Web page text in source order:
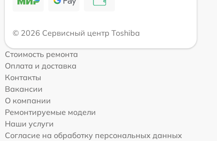
© 2026 Сервисный центр Toshiba
Стоимость ремонта
Оплата и доставка
Контакты
Вакансии
О компании
Ремонтируемые модели
Наши услуги
Согласие на обработку персональных данных